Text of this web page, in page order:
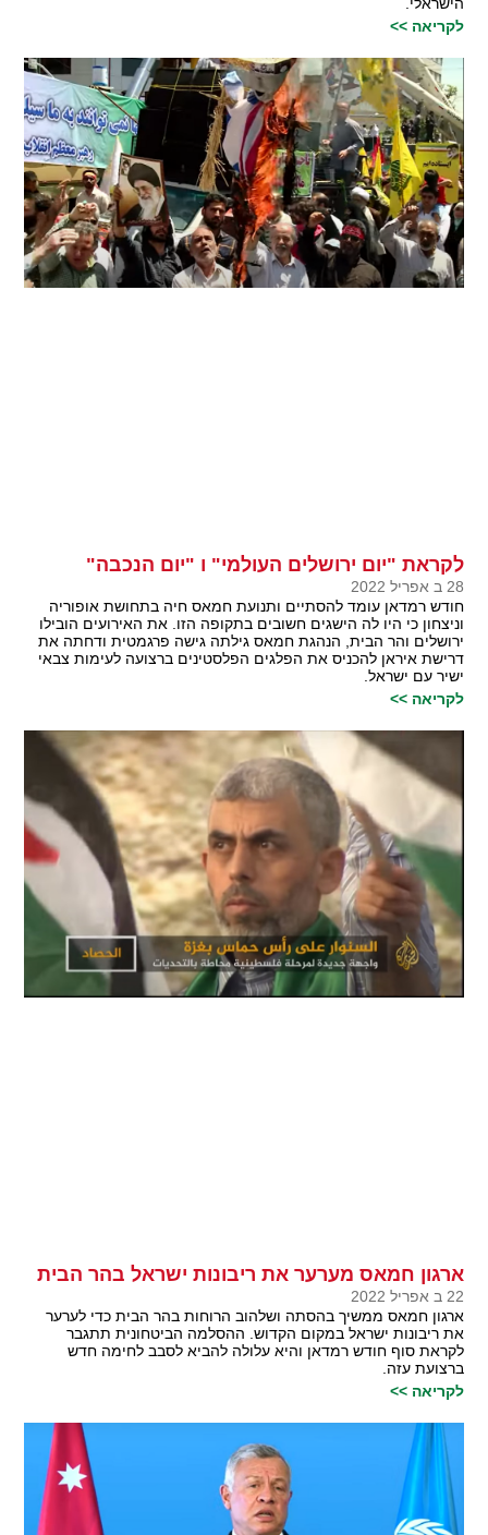
לקריאה >>
לקראת "יום ירושלים העולמי" ו "יום הנכבה"
28 ב אפריל 2022
חודש רמדאן עומד להסתיים ותנועת חמאס חיה בתחושת אופוריה
וניצחון כי היו לה הישגים חשובים בתקופה הזו. את האירועים הובילו
ירושלים והר הבית, הנהגת חמאס גילתה גישה פרגמטית ודחתה את
דרישת איראן להכניס את הפלגים הפלסטינים ברצועה לעימות צבאי
ישיר עם ישראל.
לקריאה >>
ארגון חמאס מערער את ריבונות ישראל בהר הבית
22 ב אפריל 2022
ארגון חמאס ממשיך בהסתה ושלהוב הרוחות בהר הבית כדי לערער
את ריבונות ישראל במקום הקדוש. ההסלמה הביטחונית תתגבר
לקראת סוף חודש רמדאן והיא עלולה להביא לסבב לחימה חדש
ברצועת עזה.
לקריאה >>